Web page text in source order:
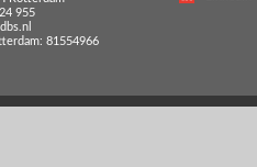
955
81554966